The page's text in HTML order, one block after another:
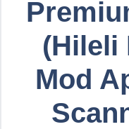
(Hileli
Mod